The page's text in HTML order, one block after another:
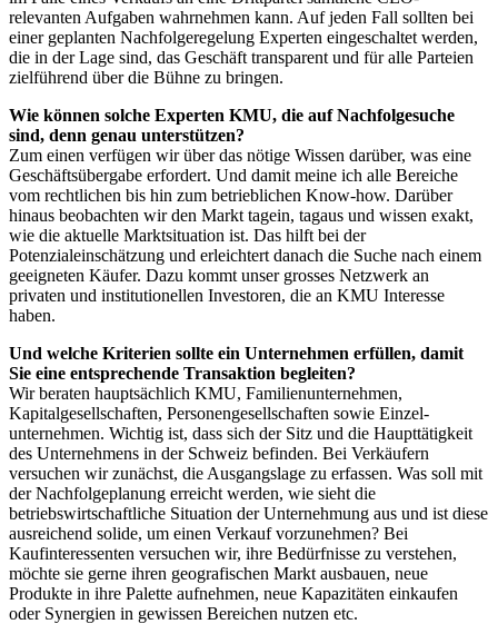
relevanten Aufgaben wahrnehmen kann. Auf jeden Fall sollten bei
einer geplanten Nachfolgeregelung Experten eingeschaltet werden,
die in der Lage sind, das Geschäft transparent und für alle Parteien
zielführend über die Bühne zu bringen.
Wie können solche Experten KMU, die auf Nachfolgesuche
sind, denn genau unterstützen?
Zum einen verfügen wir über das nötige Wissen darüber, was eine
Geschäftsübergabe erfordert. Und damit meine ich alle Bereiche
vom rechtlichen bis hin zum betrieblichen Know-how. Darüber
hinaus beobachten wir den Markt tagein, tag­aus und wissen exakt,
wie die aktuelle Marktsituation ist. Das hilft bei der
Potenzialeinschätzung und erleichtert danach die Suche nach einem
geeigneten Käufer. Dazu kommt unser grosses Netzwerk an
privaten und institutionellen Investoren, die an KMU Interesse
haben.
Und welche Kriterien sollte ein Unternehmen erfüllen, damit
Sie eine entsprechende Transaktion begleiten?
Wir beraten hauptsächlich KMU, Fami­lienunternehmen,
Kapitalgesellschaften, Personengesellschaften sowie Einzel­
unternehmen. Wichtig ist, dass sich der Sitz und die Haupttätigkeit
des Unter­nehmens in der Schweiz befinden. Bei Verkäufern
versuchen wir zunächst, die Ausgangslage zu erfassen. Was soll mit
der Nachfolgeplanung erreicht werden, wie sieht die
betriebswirtschaftliche Situation der Unternehmung aus und ist diese
ausreichend solide, um einen Verkauf vorzunehmen? Bei
Kaufinteressenten versuchen wir, ihre Bedürfnisse zu verstehen,
möchte sie gerne ihren geografischen Markt ausbauen, neue
Produkte in ihre Palette aufnehmen, neue Kapazitäten einkaufen
oder Synergien in gewissen Bereichen nutzen etc.